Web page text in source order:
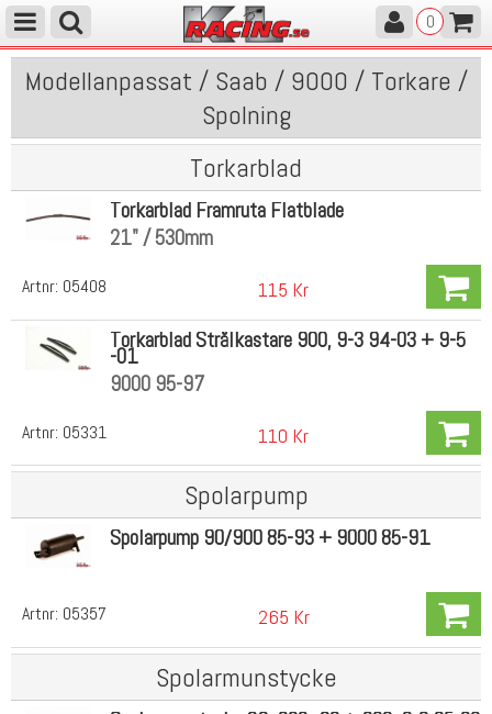
0
Modellanpassat / Saab / 9000 / Torkare /
Spolning
Torkarblad
Artnr: 05408
Torkarblad Framruta Flatblade
21" / 530mm
115 Kr
Artnr: 05331
Torkarblad Strålkastare 900, 9-3 94-03 + 9-5
-01
9000 95-97
110 Kr
Spolarpump
Artnr: 05357
Spolarpump 90/900 85-93 + 9000 85-91
265 Kr
Spolarmunstycke